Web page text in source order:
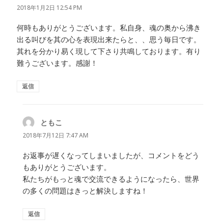
り:
2018年1月2日 12:54 PM
何時もありがとうございます。私自身、魂の奥から沸き
出る叫びを其の心を表現出来たらと、、思う毎日です。
其れを分かり易く現して下さり共鳴しております。有り
難うございます。感謝！
返信
ともこ
り:
2018年7月12日 7:47 AM
お返事が遅くなってしまいましたが、コメントをどう
もありがとうございます。
私たちがもっと魂で交流できるようになったら、世界
の多くの問題はきっと解決しますね！
返信